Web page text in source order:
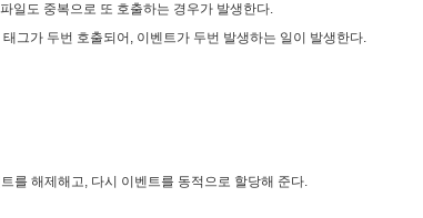
일도 중복으로 또 호출하는 경우가 발생한다.
그가 두번 호출되어, 이벤트가 두번 발생하는 일이 발생한다.
를 해제해고, 다시 이벤트를 동적으로 할당해 준다.